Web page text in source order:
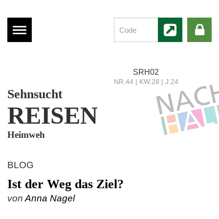
Menü
anzeigen
Sehnsucht
REISEN
Heimweh
SRH02
NR.44 | KW.28 | J.24
BLOG
Ist der Weg das Ziel?
von Anna Nagel